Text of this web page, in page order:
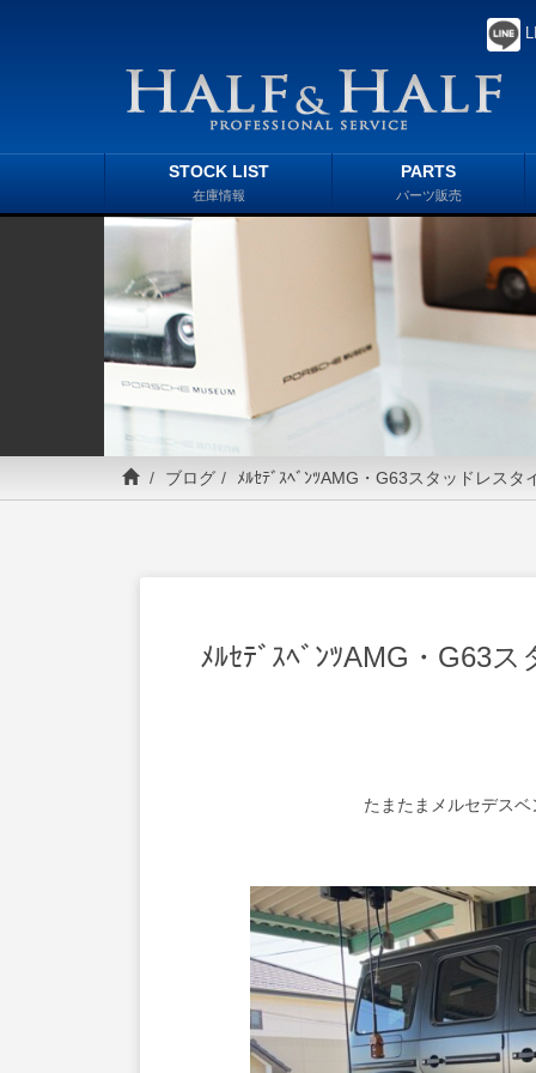
STOCK LIST
在庫情報
PARTS
パーツ販売
ブログ ﾒﾙｾﾃﾞｽﾍﾞﾝﾂAMG・G63スタッドレス
ﾒﾙｾﾃﾞｽﾍﾞﾝﾂAMG・G63
たまたまメルセデス